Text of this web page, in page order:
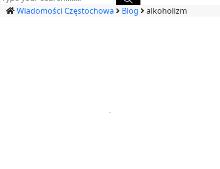
Wiadomości Częstochowa Blog alkoholizm